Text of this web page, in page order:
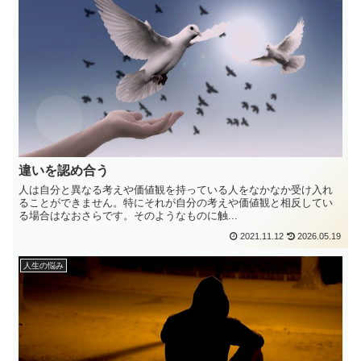
違いを認め合う
人は自分と異なる考えや価値観を持っている人をなかなか受け入れ
ることができません。特にそれが自分の考えや価値観と相反してい
る場合はなおさらです。そのようなものに触...
2021.11.12 2026.05.19
人生の悩み